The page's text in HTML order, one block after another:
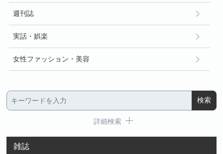
週刊誌
実話・娯楽
女性ファッション・美容
詳細検索
雑誌